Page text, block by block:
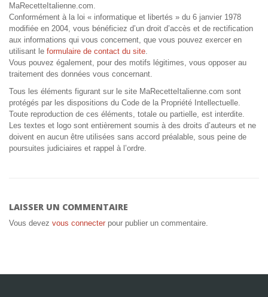
MaRecetteItalienne.com.
Conformément à la loi « informatique et libertés » du 6 janvier 1978
modifiée en 2004, vous bénéficiez d’un droit d’accès et de rectification
aux informations qui vous concernent, que vous pouvez exercer en
utilisant le formulaire de contact du site.
Vous pouvez également, pour des motifs légitimes, vous opposer au
traitement des données vous concernant.
Tous les éléments figurant sur le site MaRecetteItalienne.com sont
protégés par les dispositions du Code de la Propriété Intellectuelle.
Toute reproduction de ces éléments, totale ou partielle, est interdite.
Les textes et logo sont entièrement soumis à des droits d’auteurs et ne
doivent en aucun être utilisées sans accord préalable, sous peine de
poursuites judiciaires et rappel à l’ordre.
LAISSER UN COMMENTAIRE
Vous devez vous connecter pour publier un commentaire.